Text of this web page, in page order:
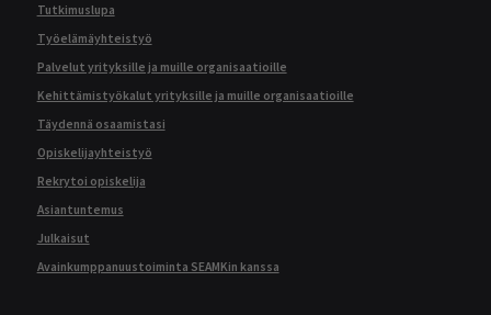
Tutkimuslupa
Työelämäyhteistyö
Palvelut yrityksille ja muille organisaatioille
Kehittämistyökalut yrityksille ja muille organisaatioille
Täydennä osaamistasi
Opiskelijayhteistyö
Rekrytoi opiskelija
Asiantuntemus
Julkaisut
Avainkumppanuustoiminta SEAMKin kanssa